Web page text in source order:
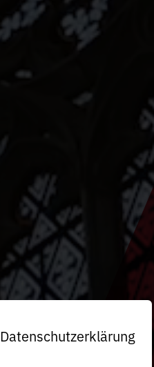
Datenschutzerklärung